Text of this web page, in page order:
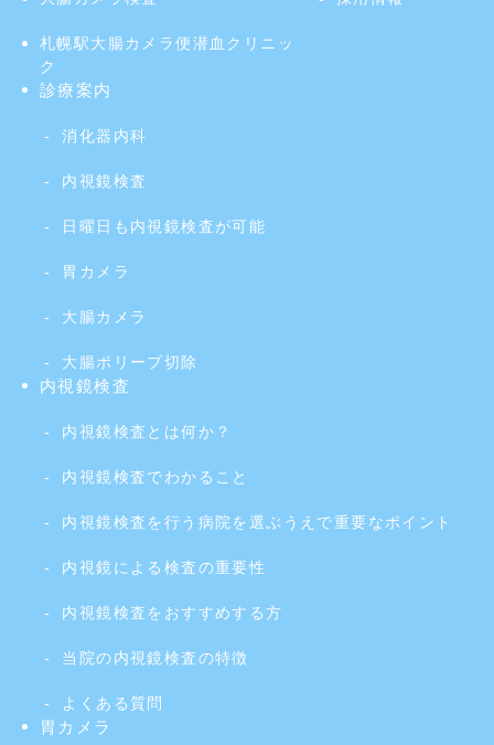
札幌駅大腸カメラ便潜血クリニッ
ク
診療案内
消化器内科
内視鏡検査
日曜日も内視鏡検査が可能
胃カメラ
大腸カメラ
大腸ポリープ切除
内視鏡検査
内視鏡検査とは何か？
内視鏡検査でわかること
内視鏡検査を行う病院を選ぶうえで重要なポイント
内視鏡による検査の重要性
内視鏡検査をおすすめする方
当院の内視鏡検査の特徴
よくある質問
胃カメラ